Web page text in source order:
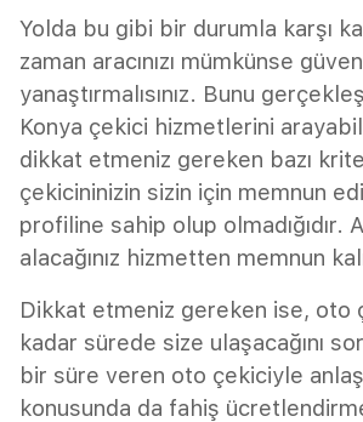
Yolda bu gibi bir durumla karşı
zaman aracınızı mümkünse
yanaştırmalısınız. Bunu
Konya çekici hizmetlerini
dikkat etmeniz gereken bazı
çekicininizin sizin için memnun
profiline sahip olup olmadığıdır.
alacağınız hizmetten memnun
Dikkat etmeniz gereken ise, oto
kadar sürede size ulaşacağını
bir süre veren oto çekiciyle
konusunda da fahiş